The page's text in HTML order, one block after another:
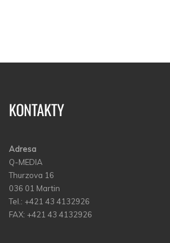
KONTAKTY
Adresa
Q-MEDIA
Thurzova 16
036 01 Martin
Tel.: +421 43 4132926
FAX: +421 43 4132926